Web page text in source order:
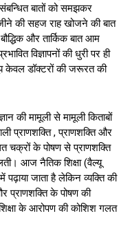
बातों को समझकर
की सहज राह खोजने की बात
और तार्किक बात आम
विज्ञापनों की धुरी पर ही
केवल डॉक्टरों की जरूरत की
की मामूली से मामूली किताबों
प्राणशक्ति , प्राणशक्ति और
चक्रों के पोषण से प्राणशक्ति
आज नैतिक शिक्षा (वैल्यू
जाता है लेकिन व्यक्ति की
प्राणशक्ति के पोषण की
के आरोपण की कोशिश गलत